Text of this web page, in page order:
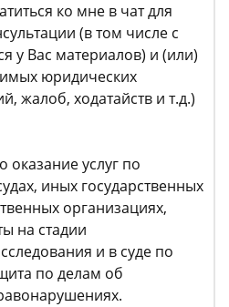
ко мне в чат для
(в том числе с
у Вас материалов) и (или)
юридических
жалоб, ходатайств и т.д.)
услуг по
иных государственных
организациях,
на стадии
и в суде по
по делам об